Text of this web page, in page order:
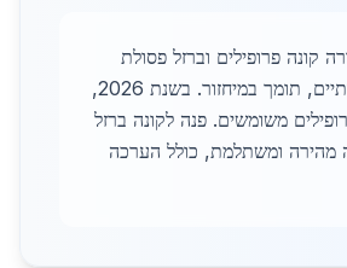
קונה פרופילים וברזל פסולת
במחירים תחרותיים, תומך במיחזור. בשנת 2026,
משומשים. פנה לקונה ברזל
מהירה ומשתלמת, כולל הערכה